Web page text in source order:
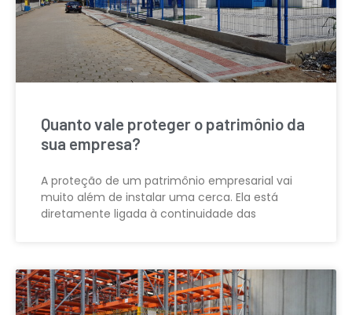
Quanto vale proteger o patrimônio da
sua empresa?
A proteção de um patrimônio empresarial vai
muito além de instalar uma cerca. Ela está
diretamente ligada à continuidade das